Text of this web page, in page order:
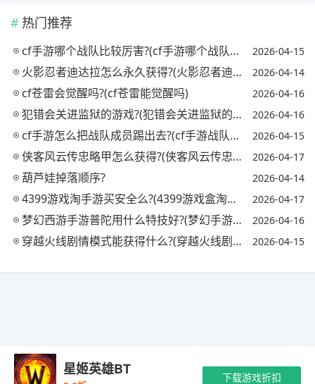
热门推荐
cf手游哪个战队比较厉害?(cf手游哪个战队最强) 2026-04-15
火影忍者迪达拉怎么永久获得?(火影忍者迪达拉怎么获取) 2026-04-14
cf苍雷会觉醒吗?(cf苍雷能觉醒吗) 2026-04-16
犯错会关进监狱的游戏?(犯错会关进监狱的游戏吗) 2026-04-16
cf手游怎么把战队成员踢出去?(cf手游战队怎么踢人) 2026-04-15
侠客风云传忠略甲怎么获得?(侠客风云传忠略甲对自己) 2026-04-17
葫芦娃掉落顺序? 2026-04-14
4399游戏淘手游买安全么?(4399游戏盒淘号有用吗) 2026-04-17
梦幻西游手游普陀用什么特技好?(梦幻手游普陀必备特技) 2026-04-16
穿越火线剧情模式能获得什么?(穿越火线剧情模式怎么过) 2026-04-15
星姬英雄BT 下载游戏折扣
Copyright © 2021-2035 玖梦手游 版权所有 网站备案号：
2024039155号-2抵制不良游戏 拒绝盗版游戏 注意自我保护 谨防受骗上